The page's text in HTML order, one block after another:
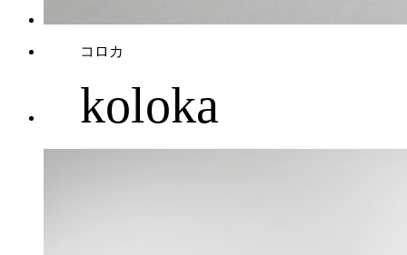
コロカ
koloka